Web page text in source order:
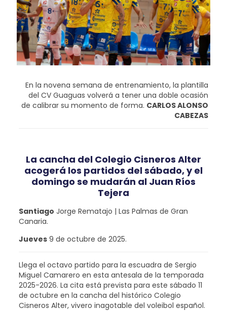
En la novena semana de entrenamiento, la plantilla
del CV Guaguas volverá a tener una doble ocasión
de calibrar su momento de forma. CARLOS ALONSO
CABEZAS
La cancha del Colegio Cisneros Alter
acogerá los partidos del sábado, y el
domingo se mudarán al Juan Ríos
Tejera
Santiago Jorge Rematajo | Las Palmas de Gran
Canaria.
Jueves9 de octubre de 2025.
Llega el octavo partido para la escuadra de Sergio
Miguel Camarero en esta antesala de la temporada
2025-2026. La cita está prevista para este sábado 11
de octubre en la cancha del histórico Colegio
Cisneros Alter, vivero inagotable del voleibol español.